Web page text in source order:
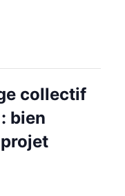
collectif
bien